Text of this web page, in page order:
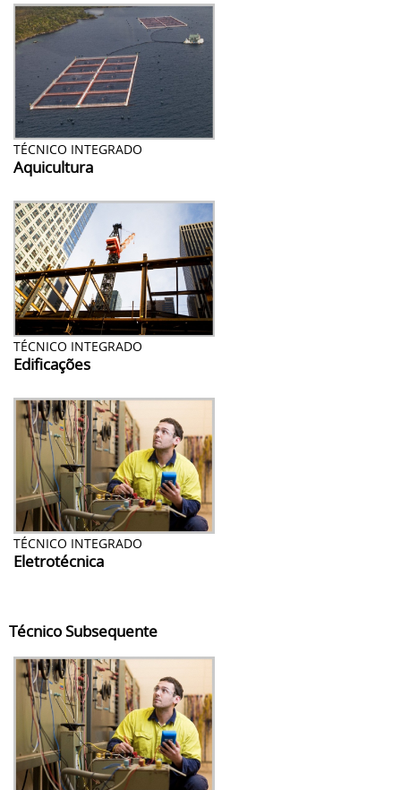
TÉCNICO INTEGRADO
Aquicultura
TÉCNICO INTEGRADO
Edificações
TÉCNICO INTEGRADO
Eletrotécnica
Técnico Subsequente